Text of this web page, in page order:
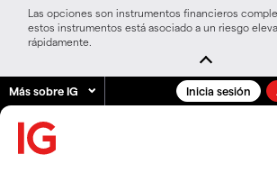
Las opciones son instrumentos financieros
estos instrumentos está asociado a un riesgo
rápidamente.
Más sobre IG Inicia sesión